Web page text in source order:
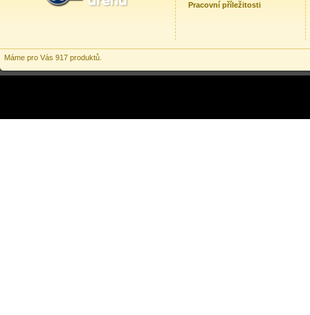
Pracovní příležitosti
Máme pro Vás 917 produktů.